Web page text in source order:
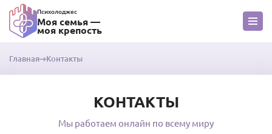
Психолоджес
Моя семья —
моя крепость
Главная Контакты
КОНТАКТЫ
Мы работаем онлайн по всему миру